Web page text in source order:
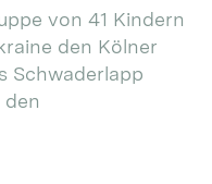
von 41 Kindern
den Kölner
Schwaderlapp